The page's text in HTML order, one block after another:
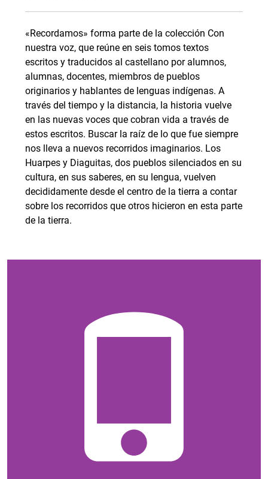
«Recordamos» forma parte de la colección Con
nuestra voz, que reúne en seis tomos textos
escritos y traducidos al castellano por alumnos,
alumnas, docentes, miembros de pueblos
originarios y hablantes de lenguas indígenas. A
través del tiempo y la distancia, la historia vuelve
en las nuevas voces que cobran vida a través de
estos escritos. Buscar la raíz de lo que fue siempre
nos lleva a nuevos recorridos imaginarios. Los
Huarpes y Diaguitas, dos pueblos silenciados en su
cultura, en sus saberes, en su lengua, vuelven
decididamente desde el centro de la tierra a contar
sobre los recorridos que otros hicieron en esta parte
de la tierra.